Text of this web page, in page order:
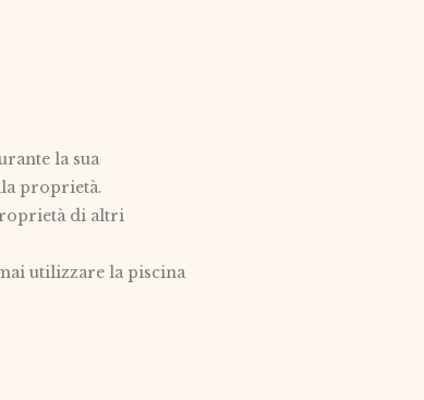
la sua
proprietà.
di altri
utilizzare la piscina